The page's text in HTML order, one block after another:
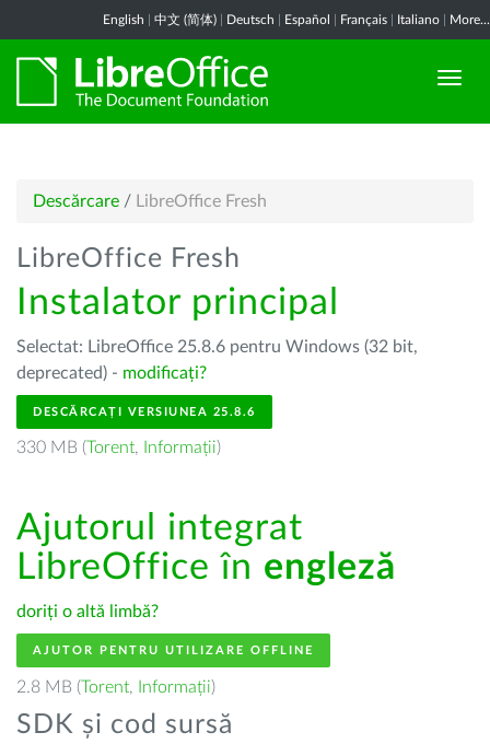
English 中文 (简体) Deutsch Español Français Italiano More...
Descărcare / LibreOffice Fresh
LibreOffice Fresh
Instalator principal
Selectat: LibreOffice 25.8.6 pentru Windows (32 bit,
deprecated) - modificați?
DESCĂRCAȚI VERSIUNEA 25.8.6
330 MB (Torent, Informații)
Ajutorul integrat
LibreOffice în engleză
doriți o altă limbă?
AJUTOR PENTRU UTILIZARE OFFLINE
2.8 MB (Torent, Informații)
SDK și cod sursă